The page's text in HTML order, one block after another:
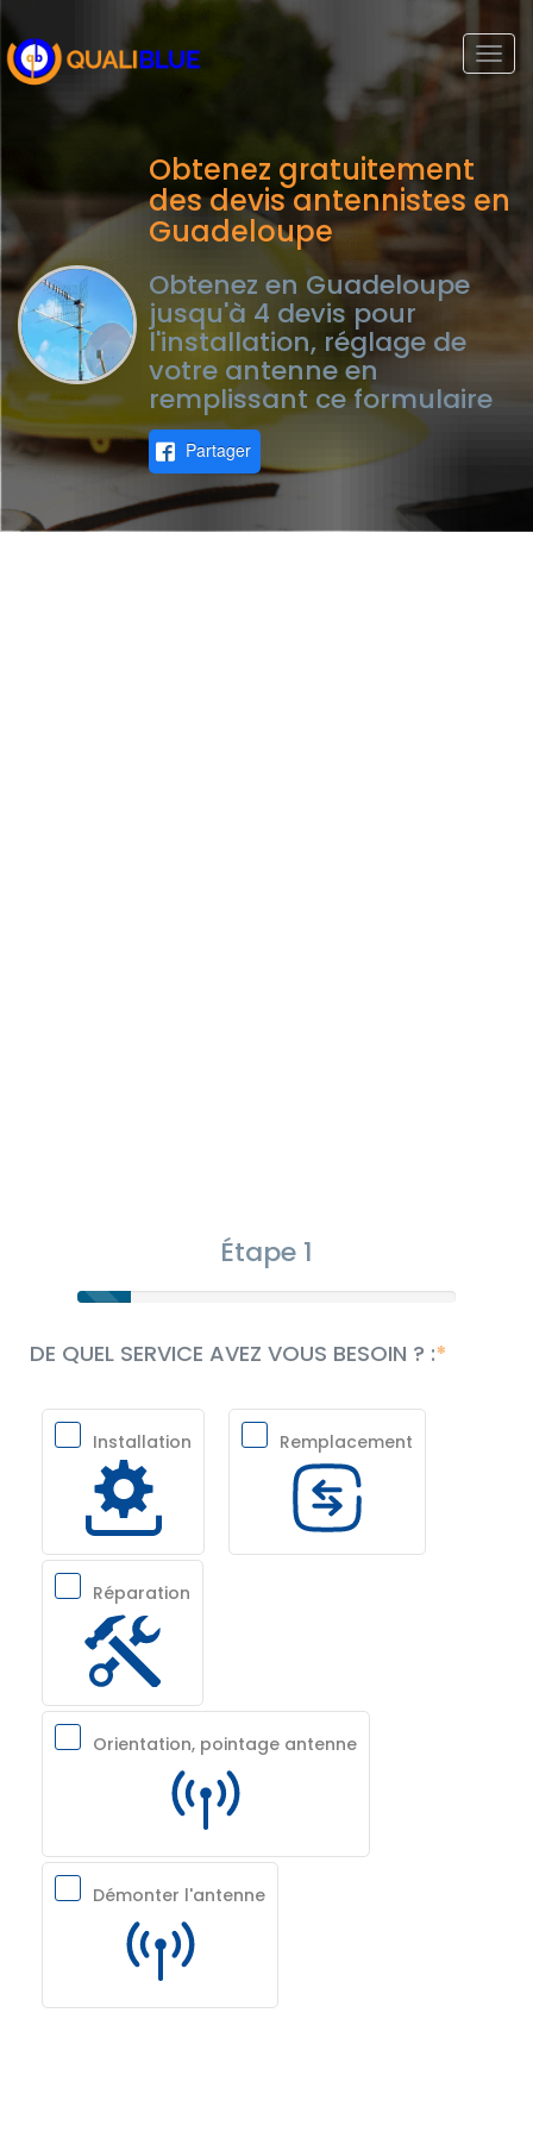
Obtenez gratuitement
des devis antennistes en
Guadeloupe
Obtenez en Guadeloupe
jusqu'à 4 devis pour
l'installation, réglage de
votre antenne en
remplissant ce formulaire
Partager
Étape 1
DE QUEL SERVICE AVEZ VOUS BESOIN ? :
Installation Remplacement
Réparation
Orientation, pointage antenne
Démonter l'antenne